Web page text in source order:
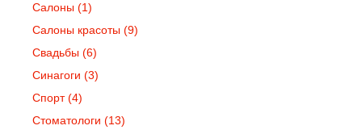
Салоны (1)
Салоны красоты (9)
Свадьбы (6)
Синагоги (3)
Спорт(4)
Стоматологи (13)